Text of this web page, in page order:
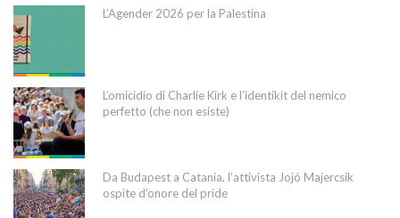
L’Agender 2026 per la Palestina
L’omicidio di Charlie Kirk e l’identikit del nemico
perfetto (che non esiste)
Da Budapest a Catania, l’attivista Jojó Majercsik
ospite d’onore del pride